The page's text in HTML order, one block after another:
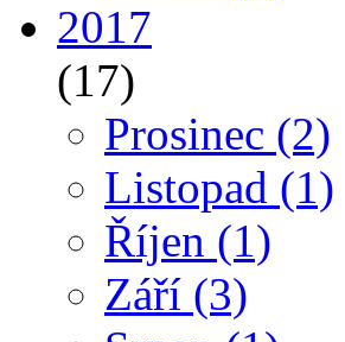
2017
(17)
Prosinec (2)
Listopad (1)
Říjen (1)
Září (3)